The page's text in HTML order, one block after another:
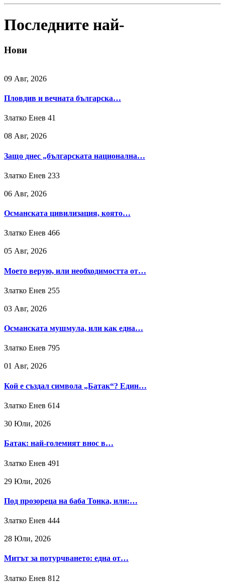
Последните най-
Нови
09 Авг, 2026
Пловдив и вечната българска…
Златко Енев 41
08 Авг, 2026
Защо днес „българската национална…
Златко Енев 233
06 Авг, 2026
Османската цивилизация, която…
Златко Енев 466
05 Авг, 2026
Моето верую, или необходимостта от…
Златко Енев 255
03 Авг, 2026
Османската мушмула, или как една…
Златко Енев 795
01 Авг, 2026
Кой е създал символа „Батак“? Един…
Златко Енев 614
30 Юли, 2026
Батак: най-големият внос в…
Златко Енев 491
29 Юли, 2026
Под прозореца на баба Тонка, или:…
Златко Енев 444
28 Юли, 2026
Митът за потурчването: една от…
Златко Енев 812